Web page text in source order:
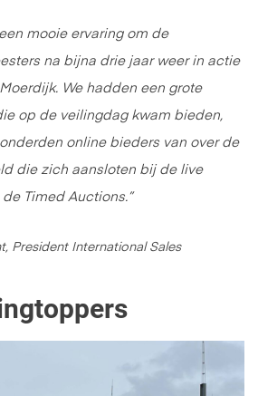
mooie ervaring om de
na bijna drie jaar weer in actie
We hadden een grote
op de veilingdag kwam bieden,
online bieders van over de
die zich aansloten bij de live
Timed Auctions.”
President International Sales